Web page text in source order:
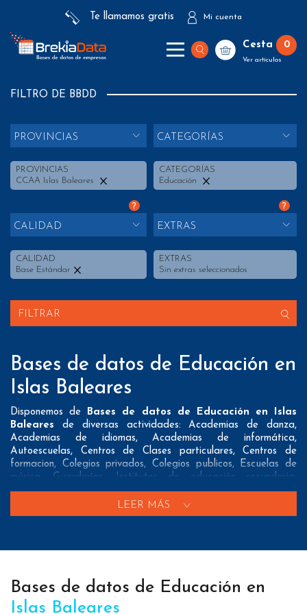
Te llamamos gratis Mi cuenta
Cesta 0
Ver artículos
FILTRO DE BBDD
PROVINCIAS
PROVINCIAS
CCAA Islas Baleares
CATEGORÍAS
CATEGORÍAS
Educación
?
CALIDAD
CALIDAD
Base Estándar
?
EXTRAS
EXTRAS
Sin extras seleccionados
FILTRAR
Bases de datos de Educación en
Islas Baleares
Disponemos de Bases de datos de Educación en Islas
Baleares de diversas actividades: Academias de danza,
Academias de idiomas, Academias de informática,
Autoescuelas, Centros de Clases particulares, Centros de
formacion, Colegios privados, Colegios publicos, Escuelas de
música, Guarderías, Institutos de educación secundaria,
Institutos de formación profesional, Residencias universitarias y
de Educación en Islas Baleares tienen todos los datos
necesarios incluyendo dirección, localidad, provincia y código
postal para que pueda realizar su mailing postal con la
LEER MÁS
Bases de datos de Educación en
Islas Baleares